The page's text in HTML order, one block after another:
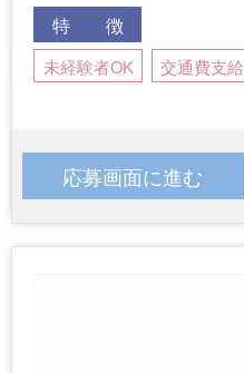
特 徴
未経験者OK 交通費支給
応募画面に進む